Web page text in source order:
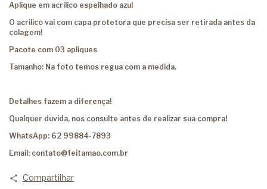
Aplique em acrilico espelhado azul
O acrilico vai com capa protetora que precisa ser retirada antes da
colagem!
Pacote com 03 apliques
Tamanho: Na foto temos regua com a medida.
Detalhes fazem a diferença!
Qualquer duvida, nos consulte antes de realizar sua compra!
WhatsApp: 62 99884-7893
Email: contato@feitamao.com.br
Compartilhar